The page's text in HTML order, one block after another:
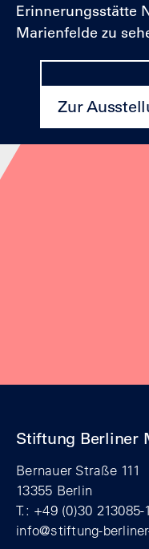
Erinnerungsstätte
Marienfelde zu
Zur
Stiftung Berliner
Bernauer Straße 111
13355 Berlin
T.: +49 (0)30 213085-
info@stiftung-